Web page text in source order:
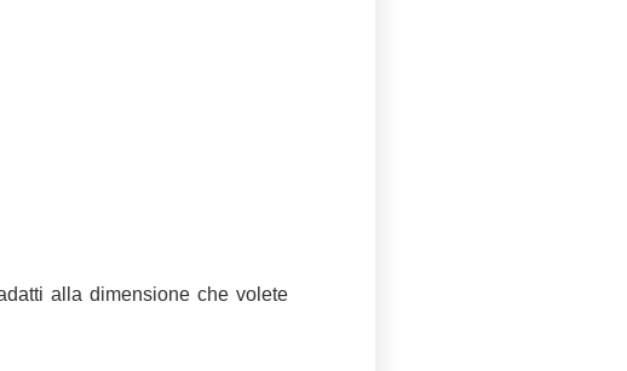
alla dimensione che volete